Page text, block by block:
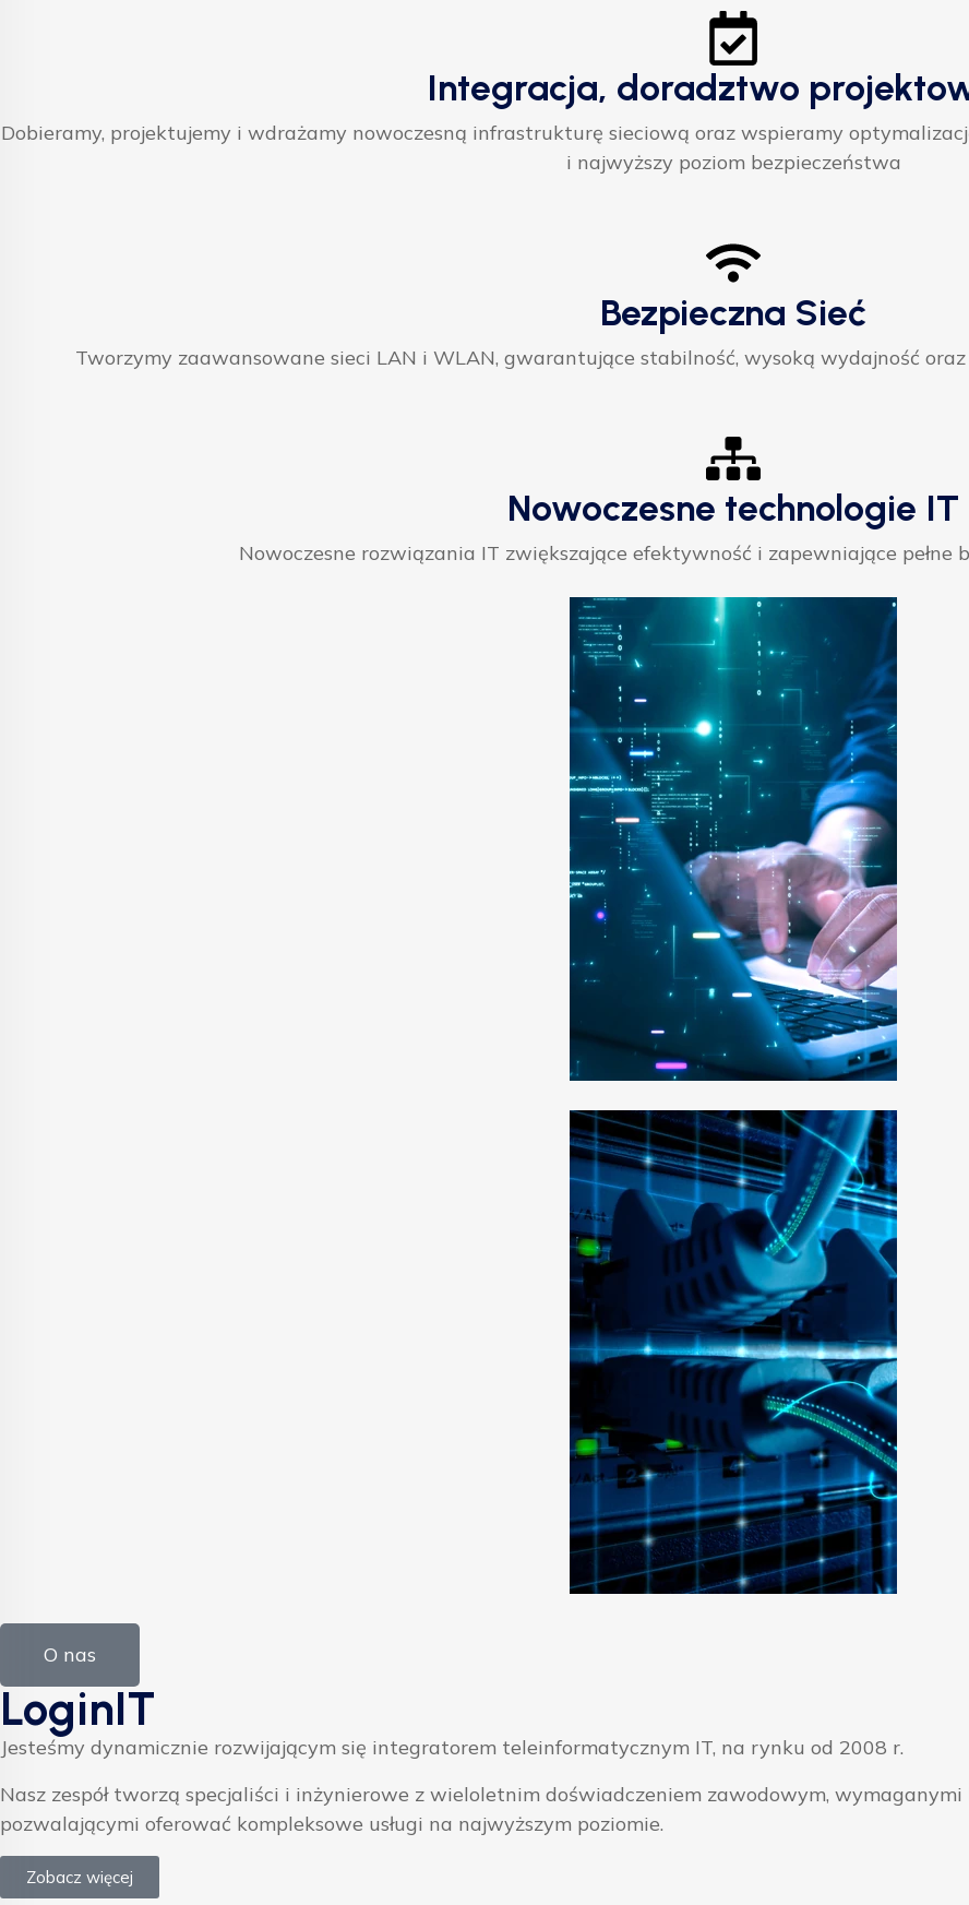
Integracja, doradztwo
Dobieramy, projektujemy i wdrażamy nowoczesną infrastrukturę sieciową oraz wspieramy
i najwyższy poziom bezpieczeństwa
Bezpieczna Sieć
Tworzymy zaawansowane sieci LAN i WLAN, gwarantujące stabilność, wysoką wydajność
Nowoczesne technologie IT
Nowoczesne rozwiązania IT zwiększające efektywność i zapewniające pełne
O nas
LoginIT
Jesteśmy dynamicznie rozwijającym się integratorem teleinformatycznym IT, na rynku od 2008 r.
Nasz zespół tworzą specjaliści i inżynierowe z wieloletnim doświadczeniem zawodowym,
pozwalającymi oferować kompleksowe usługi na najwyższym poziomie.
Zobacz więcej